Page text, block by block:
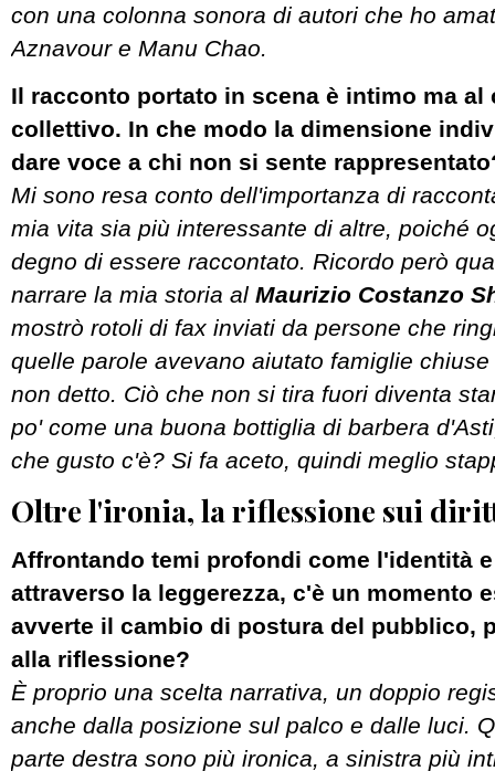
con una colonna sonora di autori che ho
Aznavour e Manu Chao.
Il racconto portato in scena è intimo ma al
collettivo. In che modo la dimensione
dare voce a chi non si sente
Mi sono resa conto dell'importanza di
mia vita sia più interessante di altre, poiché
degno di essere raccontato. Ricordo però
narrare la mia storia al Maurizio Costanzo
mostrò rotoli di fax inviati da persone che
quelle parole avevano aiutato famiglie
non detto. Ciò che non si tira fuori diventa
po' come una buona bottiglia di barbera
che gusto c'è? Si fa aceto, quindi meglio
Oltre l'ironia, la riflessione sui
Affrontando temi profondi come l'identità
attraverso la leggerezza, c'è un momento
avverte il cambio di postura del pubblico,
alla riflessione?
È proprio una scelta narrativa, un doppio
anche dalla posizione sul palco e dalle luci.
parte destra sono più ironica, a sinistra più